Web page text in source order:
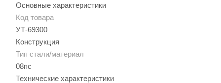
Основные характеристики
Код товара
УТ-69300
Конструкция
Тип стали/материал
08пс
Технические характеристики